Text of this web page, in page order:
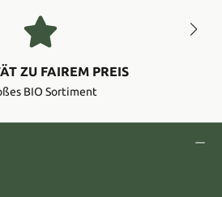
ZU FAIREM PREIS
BIO Sortiment